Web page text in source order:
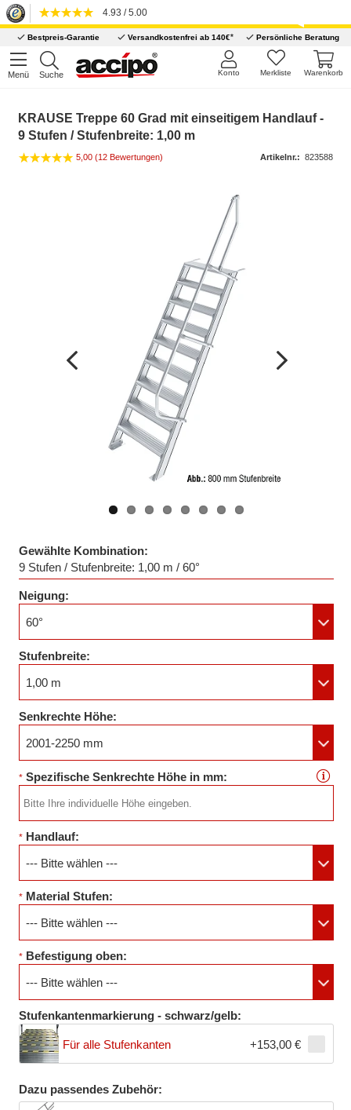
4.93 / 5.00
Bestpreis-Garantie Versandkostenfrei ab 140€* Persönliche Beratung
Menü Suche Warenkorb
Merkliste
Konto
KRAUSE Treppe 60 Grad mit einseitigem Handlauf -
9 Stufen / Stufenbreite: 1,00 m
5,00 (12 Bewertungen) Artikelnr.: 823588
Gewählte Kombination:
9 Stufen / Stufenbreite: 1,00 m / 60°
Neigung:
60°
Stufenbreite:
1,00 m
Senkrechte Höhe:
2001-2250 mm
* Spezifische Senkrechte Höhe in mm:
* Handlauf:
--- Bitte wählen ---
* Material Stufen:
--- Bitte wählen ---
* Befestigung oben:
--- Bitte wählen ---
Stufenkantenmarkierung - schwarz/gelb:
Für alle Stufenkanten +153,00 €
Dazu passendes Zubehör: